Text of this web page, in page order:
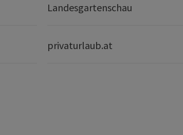
Landesgartenschau
privaturlaub.at